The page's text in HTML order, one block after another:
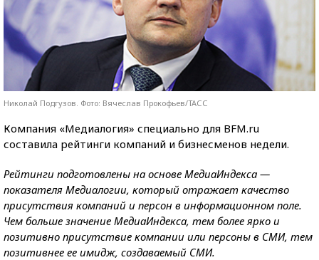
Николай Подгузов. Фото: Вячеслав Прокофьев/ТАСС
Компания «Медиалогия» специально для BFM.ru
составила рейтинги компаний и бизнесменов недели.
Рейтинги подготовлены на основе МедиаИндекса —
показателя Медиалогии, который отражает качество
присутствия компаний и персон в информационном поле.
Чем больше значение МедиаИндекса, тем более ярко и
позитивно присутствие компании или персоны в СМИ, тем
позитивнее ее имидж, создаваемый СМИ.